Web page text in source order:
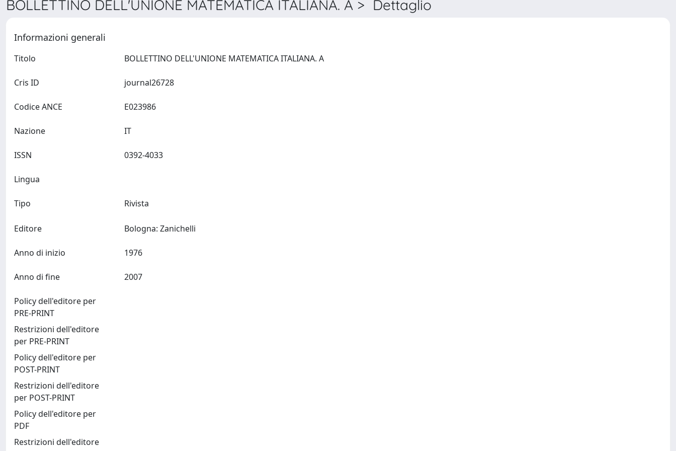
BOLLETTINO DELL'UNIONE MATEMATICA ITALIANA. A > Dettaglio
Informazioni generali
Titolo
Cris ID
Codice ANCE
Nazione
ISSN
Lingua
Tipo Rivista
Editore
Anno di inizio
Anno di fine
Policy dell'editore per
PRE-PRINT
Restrizioni dell'editore
per PRE-PRINT
Policy dell'editore per
POST-PRINT
Restrizioni dell'editore
per POST-PRINT
Policy dell'editore per
PDF
Restrizioni dell'editore